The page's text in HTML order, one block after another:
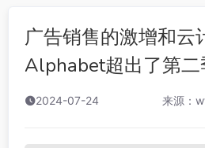
广告销售的激增和云
Alphabet超出了第二
2024-07-24 来源：